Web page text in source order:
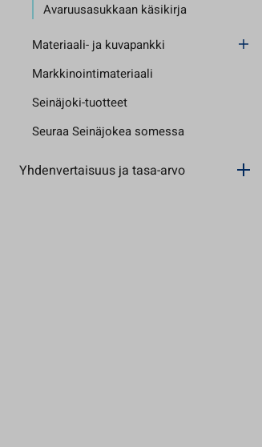
Avaruusasukkaan käsikirja
Materiaali- ja kuvapankki
Markkinointimateriaali
Seinäjoki-tuotteet
Seuraa Seinäjokea somessa
Yhdenvertaisuus ja tasa-arvo